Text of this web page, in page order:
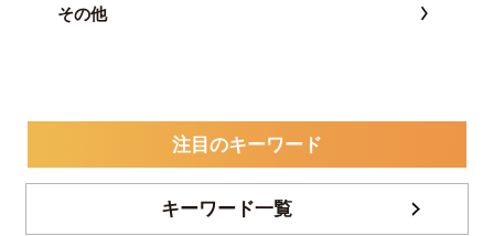
その他
注目のキーワード
キーワード一覧